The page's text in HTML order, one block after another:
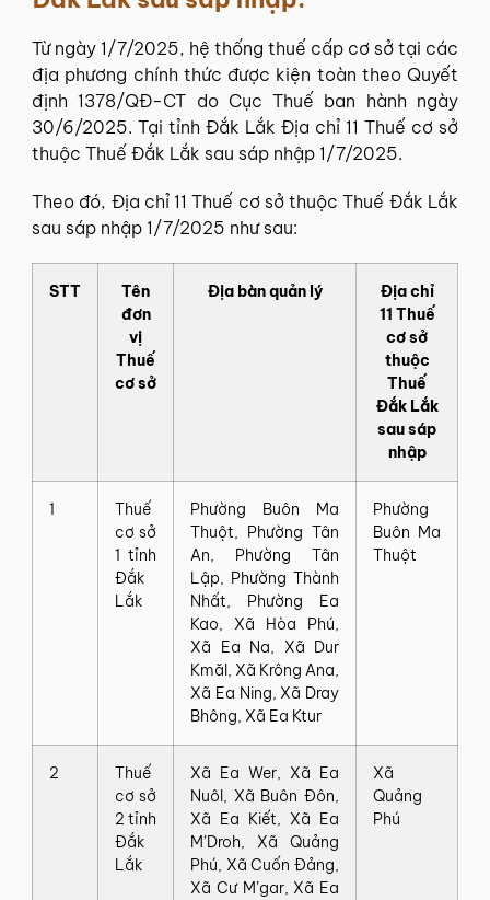
Từ ngày 1/7/2025, hệ thống thuế cấp cơ sở tại các
địa phương chính thức được kiện toàn theo Quyết
định 1378/QĐ-CT do Cục Thuế ban hành ngày
30/6/2025. Tại tỉnh Đắk Lắk Địa chỉ 11 Thuế cơ sở
thuộc Thuế Đắk Lắk sau sáp nhập 1/7/2025.
Theo đó, Địa chỉ 11 Thuế cơ sở thuộc Thuế Đắk Lắk
sau sáp nhập 1/7/2025 như sau:
STT
Tên
đơn
vị
Thuế
cơ sở
Địa bàn quản lý
Địa chỉ
11 Thuế
cơ sở
thuộc
Thuế
Đắk Lắk
sau sáp
nhập
1
Thuế
cơ sở
1 tỉnh
Đắk
Lắk
Phường Buôn Ma
Thuột, Phường Tân
An, Phường Tân
Lập, Phường Thành
Nhất, Phường Ea
Kao, Xã Hòa Phú,
Xã Ea Na, Xã Dur
Kmăl, Xã Krông Ana,
Xã Ea Ning, Xã Dray
Bhông, Xã Ea Ktur
Phường
Buôn Ma
Thuột
2
Thuế
cơ sở
2 tỉnh
Đắk
Lắk
Xã Ea Wer, Xã Ea
Nuôl, Xã Buôn Đôn,
Xã Ea Kiết, Xã Ea
M’Droh, Xã Quảng
Phú, Xã Cuốn Đảng,
Xã Cư M’gar, Xã Ea
Xã
Quảng
Phú